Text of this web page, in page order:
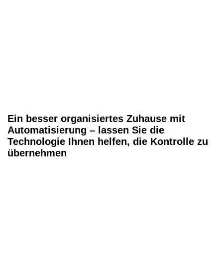
Ein besser organisiertes Zuhause mit
Automatisierung – lassen Sie die
Technologie Ihnen helfen, die Kontrolle zu
übernehmen